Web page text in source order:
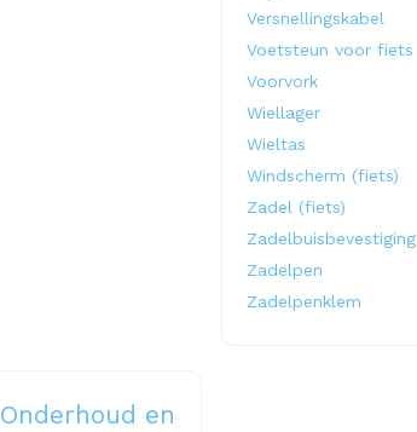
Versnellingskabel
Voetsteun voor fiets
Voorvork
Wiellager
Wieltas
Windscherm (fiets)
Zadel (fiets)
Zadelbuisbevestiging
Zadelpen
Zadelpenklem
Onderhoud en